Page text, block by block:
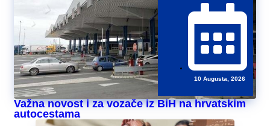
10 Augusta, 2026
Važna novost i za vozače iz BiH na hrvatskim
autocestama